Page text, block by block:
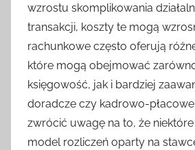
wzrostu skomplikowania
transakcji, koszty te mogą
rachunkowe często oferują
które mogą obejmować
księgowość, jak i bardziej
doradcze czy kadrowo-
zwrócić uwagę na to, że
model rozliczeń oparty na